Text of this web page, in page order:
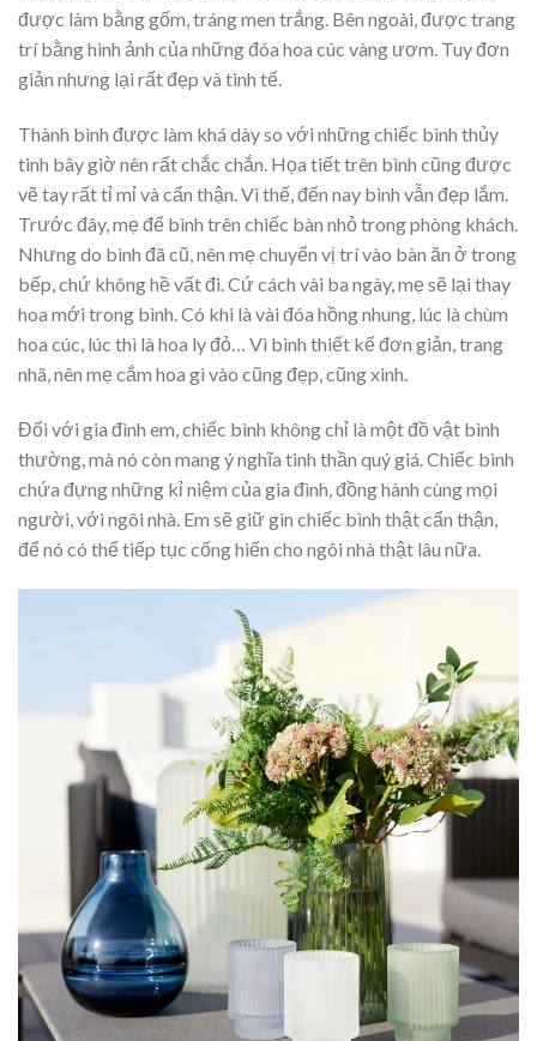
được làm bằng gốm, tráng men trắng. Bên ngoài, được trang
trí bằng hình ảnh của những đóa hoa cúc vàng ươm. Tuy đơn
giản nhưng lại rất đẹp và tinh tế.
Thành bình được làm khá dày so với những chiếc bình thủy
tinh bây giờ nên rất chắc chắn. Họa tiết trên bình cũng được
vẽ tay rất tỉ mỉ và cẩn thận. Vì thế, đến nay bình vẫn đẹp lắm.
Trước đây, mẹ để bình trên chiếc bàn nhỏ trong phòng khách.
Nhưng do bình đã cũ, nên mẹ chuyển vị trí vào bàn ăn ở trong
bếp, chứ không hề vất đi. Cứ cách vài ba ngày, mẹ sẽ lại thay
hoa mới trong bình. Có khi là vài đóa hồng nhung, lúc là chùm
hoa cúc, lúc thì là hoa ly đỏ… Vì bình thiết kế đơn giản, trang
nhã, nên mẹ cắm hoa gì vào cũng đẹp, cũng xinh.
Đối với gia đình em, chiếc bình không chỉ là một đồ vật bình
thường, mà nó còn mang ý nghĩa tinh thần quý giá. Chiếc bình
chứa đựng những kỉ niệm của gia đình, đồng hành cùng mọi
người, với ngôi nhà. Em sẽ giữ gìn chiếc bình thật cẩn thận,
để nó có thể tiếp tục cống hiến cho ngôi nhà thật lâu nữa.